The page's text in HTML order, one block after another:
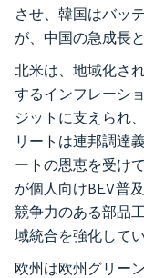
させ、韓国はバッ
が、中国の急成長
北米は、地域化さ
するインフレーシ
ジットに支えられ
リートは連邦調達
ートの恩恵を受け
が個人向けBEV普
競争力のある部品
域統合を強化してい
欧州は欧州グリー